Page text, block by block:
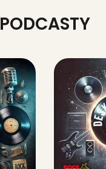
PODCASTY